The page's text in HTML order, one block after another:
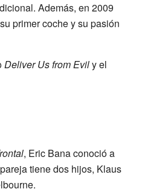
Además, en 2009
primer coche y su pasión
Deliver Us from Evily el
, Eric Bana conoció a
tiene dos hijos, Klaus